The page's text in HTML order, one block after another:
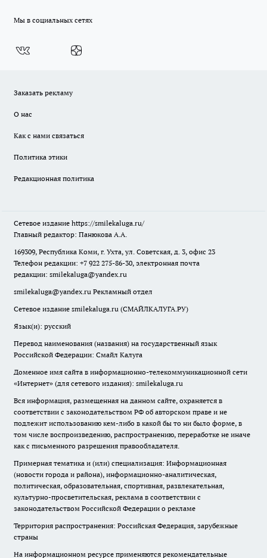
Мы в социальных сетях
Заказать рекламу
О нас
Как с нами связаться
Политика этики
Редакционная политика
Сетевое издание https://smilekaluga.ru/
Главный редактор: Панюкова А.А.
169309, Республика Коми, г. Ухта, ул. Советская, д. 3, офис 23
Телефон редакции: +7 922 275-86-30, электронная почта
редакции: smilekaluga@yandex.ru
smilekaluga@yandex.ru Рекламный отдел
Сетевое издание smilekaluga.ru (СМАЙЛКАЛУГА.РУ)
Язык(и): русский
Перевод наименования (названия) на государственный язык
Российской Федерации: Смайл Калуга
Доменное имя сайта в информационно-телекоммуникационной сети
«Интернет» (для сетевого издания): smilekaluga.ru
Вся информация, размещенная на данном сайте, охраняется в
соответствии с законодательством РФ об авторском праве и не
подлежит использованию кем-либо в какой бы то ни было форме, в
том числе воспроизведению, распространению, переработке не иначе
как с письменного разрешения правообладателя.
Примерная тематика и (или) специализация: Информационная
(новости города и района), информационно-аналитическая,
политическая, образовательная, спортивная, развлекательная,
культурно-просветительская, реклама в соответствии с
законодательством Российской Федерации о рекламе
Территория распространения: Российская Федерация, зарубежные
страны
На информационном ресурсе применяются рекомендательные